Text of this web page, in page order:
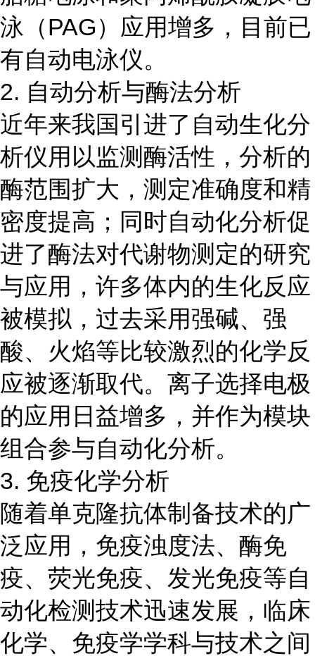
泳（PAG）应用增多，目前已
有自动电泳仪。
2. 自动分析与酶法分析
近年来我国引进了自动生化分
析仪用以监测酶活性，分析的
酶范围扩大，测定准确度和精
密度提高；同时自动化分析促
进了酶法对代谢物测定的研究
与应用，许多体内的生化反应
被模拟，过去采用强碱、强
酸、火焰等比较激烈的化学反
应被逐渐取代。离子选择电极
的应用日益增多，并作为模块
组合参与自动化分析。
3. 免疫化学分析
随着单克隆抗体制备技术的广
泛应用，免疫浊度法、酶免
疫、荧光免疫、发光免疫等自
动化检测技术迅速发展，临床
化学、免疫学学科与技术之间